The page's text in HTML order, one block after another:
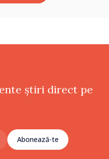
știri direct pe
Abonează-te